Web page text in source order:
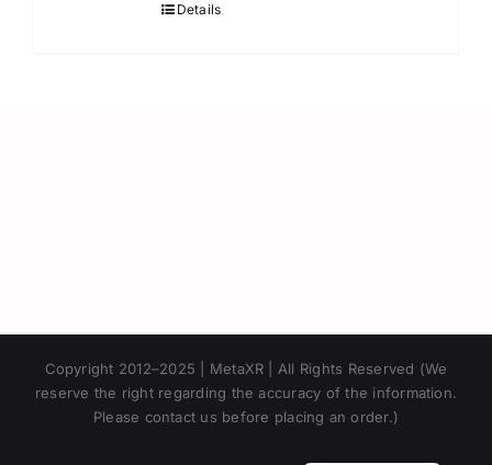
Details
Copyright 2012–2025 | MetaXR | All Rights Reserved (We
reserve the right regarding the accuracy of the information.
Please contact us before placing an order.)
Chinese
Korean